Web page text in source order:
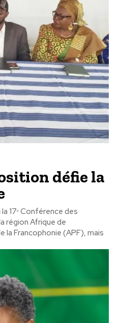
défie la
17ᵉ Conférence des
région Afrique de
la Francophonie (APF), mais